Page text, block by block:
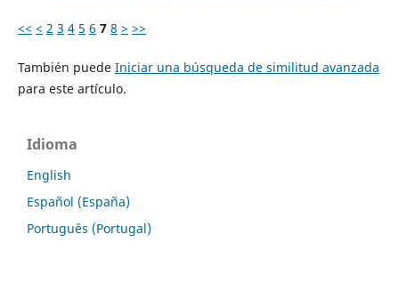
<< < 2 3 4 5 6 7 8 > >>
También puede Iniciar una búsqueda de similitud avanzada
para este artículo.
Idioma
English
Español (España)
Português (Portugal)